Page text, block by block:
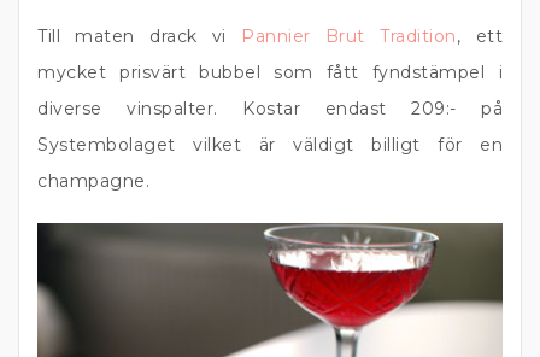
Till maten drack vi Pannier Brut Tradition, ett
mycket prisvärt bubbel som fått fyndstämpel i
diverse vinspalter. Kostar endast 209:- på
Systembolaget vilket är väldigt billigt för en
champagne.